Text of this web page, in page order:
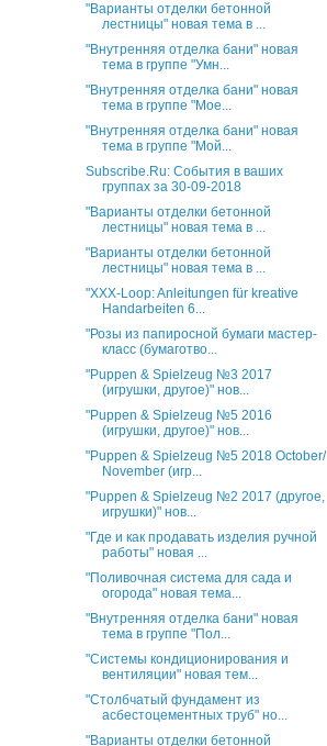
"Варианты отделки бетонной
лестницы" новая тема в ...
"Внутренняя отделка бани" новая
тема в группе "Умн...
"Внутренняя отделка бани" новая
тема в группе "Мое...
"Внутренняя отделка бани" новая
тема в группе "Мой...
Subscribe.Ru: События в ваших
группах за 30-09-2018
"Варианты отделки бетонной
лестницы" новая тема в ...
"Варианты отделки бетонной
лестницы" новая тема в ...
"XXX-Loop: Anleitungen für kreative
Handarbeiten 6...
"Розы из папиросной бумаги мастер-
класс (бумаготво...
"Puppen & Spielzeug №3 2017
(игрушки, другое)" нов...
"Puppen & Spielzeug №5 2016
(игрушки, другое)" нов...
"Puppen & Spielzeug №5 2018 October/
November (игр...
"Puppen & Spielzeug №2 2017 (другое,
игрушки)" нов...
"Где и как продавать изделия ручной
работы" новая ...
"Поливочная система для сада и
огорода" новая тема...
"Внутренняя отделка бани" новая
тема в группе "Пол...
"Системы кондиционирования и
вентиляции" новая тем...
"Столбчатый фундамент из
асбестоцементных труб" но...
"Варианты отделки бетонной